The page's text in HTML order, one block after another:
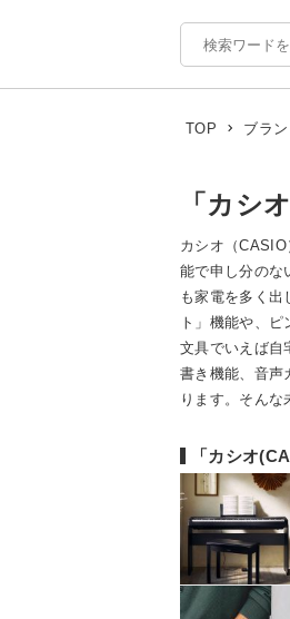
TOP ブラ
「カシ
カシオ（
能で申し分のな
も家電を多く
ト」機能や、
文具でいえば自
書き機能、音声
ります。そん
「カシオ